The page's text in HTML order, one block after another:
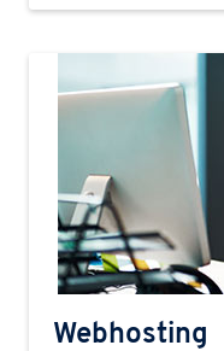
Webhosting